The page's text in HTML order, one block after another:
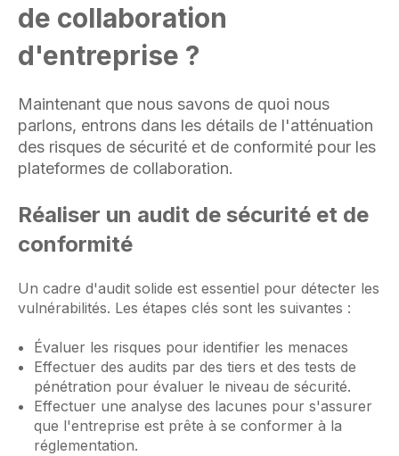
de collaboration
d'entreprise ?
Maintenant que nous savons de quoi nous
parlons, entrons dans les détails de l'atténuation
des risques de sécurité et de conformité pour les
plateformes de collaboration.
Réaliser un audit de sécurité et de
conformité
Un cadre d'audit solide est essentiel pour détecter les
vulnérabilités. Les étapes clés sont les suivantes :
Évaluer les risques pour identifier les menaces
Effectuer des audits par des tiers et des tests de
pénétration pour évaluer le niveau de sécurité.
Effectuer une analyse des lacunes pour s'assurer
que l'entreprise est prête à se conformer à la
réglementation.